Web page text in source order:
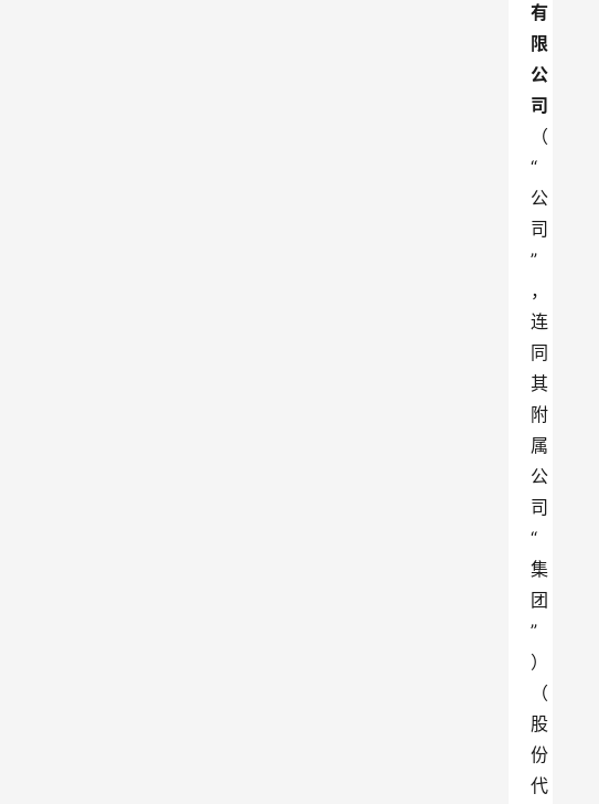
有
限
公
司
（
“
公
司
”
，
连
同
其
附
属
公
司
“
集
团
”
）
（
股
份
代